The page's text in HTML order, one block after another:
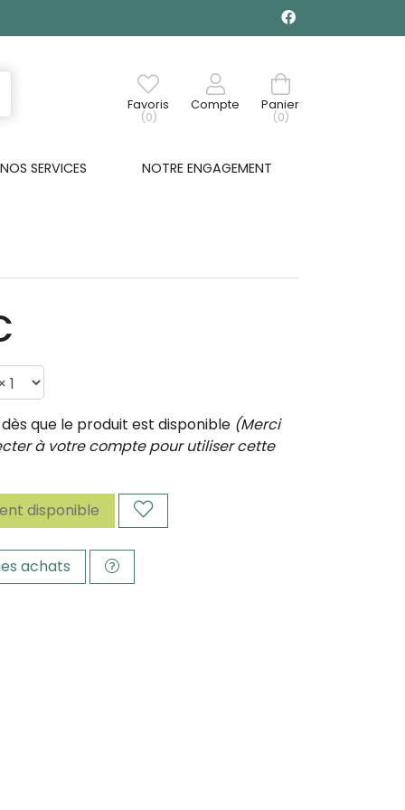
Favoris
(0)
Compte
Panier
(0)
NOS SERVICES NOTRE ENGAGEMENT
que le produit est disponible (Merci
à votre compte pour utiliser cette
disponible
achats